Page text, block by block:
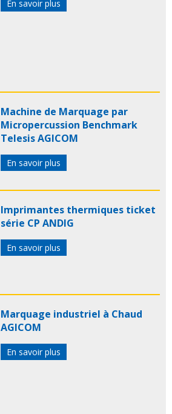
En savoir plus
Machine de Marquage par
Micropercussion Benchmark
Telesis AGICOM
En savoir plus
Imprimantes thermiques ticket
série CP ANDIG
En savoir plus
Marquage industriel à Chaud
AGICOM
En savoir plus